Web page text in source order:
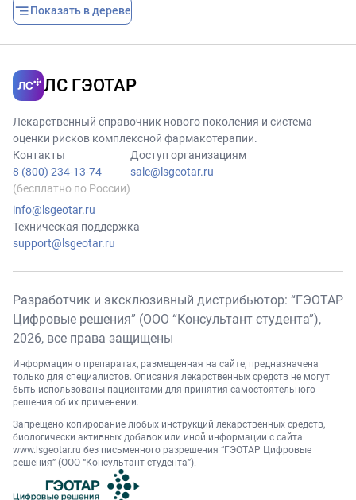
Показать в дереве
ЛС ГЭОТАР
Лекарственный справочник нового поколения и система
оценки рисков комплексной фармакотерапии.
Контакты
8 (800) 234-13-74
(бесплатно по России)
info@lsgeotar.ru
Доступ организациям
sale@lsgeotar.ru
Техническая поддержка
support@lsgeotar.ru
Разработчик и эксклюзивный дистрибьютор: “ГЭОТАР
Цифровые решения” (ООО “Консультант студента”),
2026, все права защищены
Информация о препаратах, размещенная на сайте, предназначена
только для специалистов. Описания лекарственных средств не могут
быть использованы пациентами для принятия самостоятельного
решения об их применении.
Запрещено копирование любых инструкций лекарственных средств,
биологически активных добавок или иной информации с сайта
www.lsgeotar.ru без письменного разрешения “ГЭОТАР Цифровые
решения” (ООО “Консультант студента”).